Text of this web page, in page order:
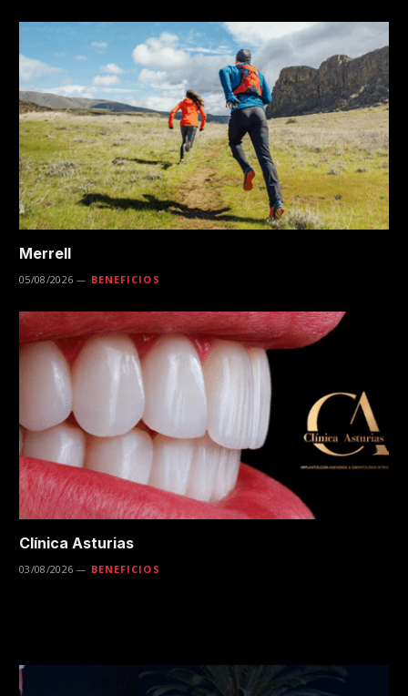
Merrell
05/08/2026 BENEFICIOS
Clínica Asturias
03/08/2026 BENEFICIOS